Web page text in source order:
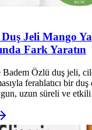
Jeli Mango
Fark Yaratın
Badem Özlü duş jeli,
ferahlatıcı bir
uzun süreli ve etkili